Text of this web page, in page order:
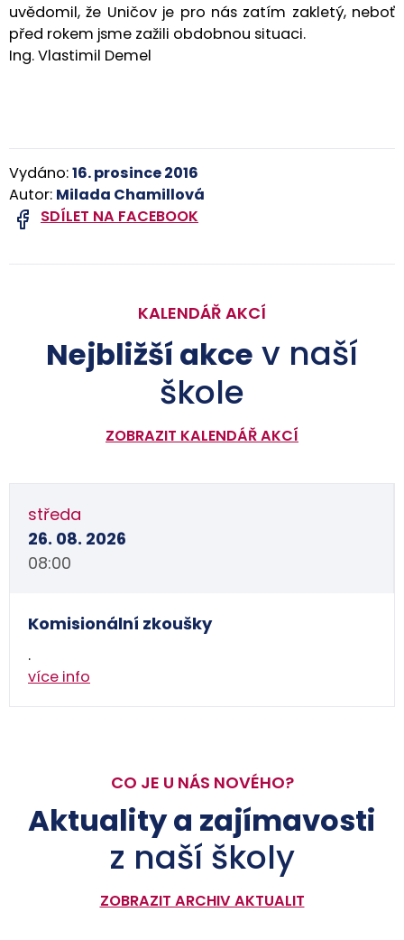
uvědomil, že Uničov je pro nás zatím zakletý, neboť
před rokem jsme zažili obdobnou situaci.
Ing. Vlastimil Demel
SDÍLET NA FACEBOOK
Vydáno:16. prosince 2016
Autor: Milada Chamillová
KALENDÁŘ AKCÍ
Nejbližší akce v naší
škole
ZOBRAZIT KALENDÁŘ AKCÍ
středa
26. 08. 2026
08:00
Komisionální zkoušky
.
více info
CO JE U NÁS NOVÉHO?
Aktuality a zajímavosti
z naší školy
ZOBRAZIT ARCHIV AKTUALIT